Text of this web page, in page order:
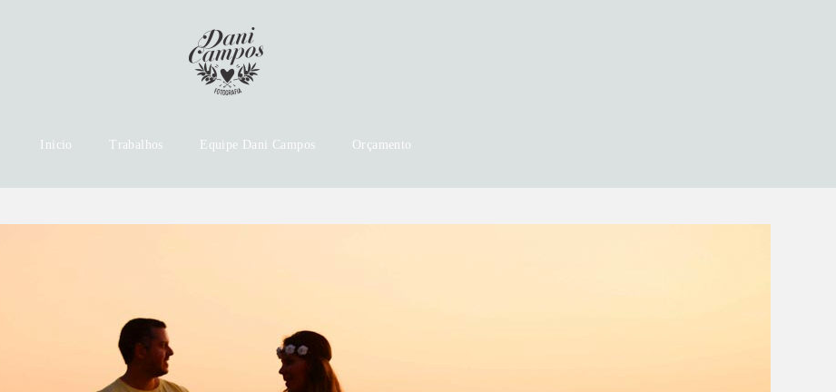
Inicio Trabalhos Equipe Dani Campos Orçamento